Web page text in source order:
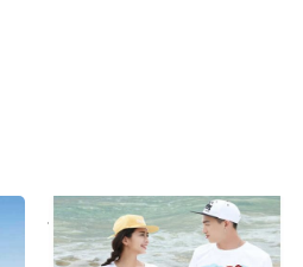
Đồng Phục Đi Biển 10